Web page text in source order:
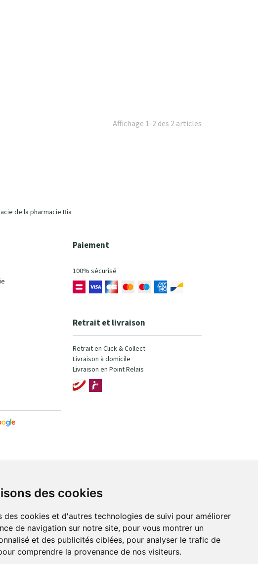
des cookies
des cookies et d'autres technologies de suivi pour améliorer
de navigation sur notre site, pour vous montrer un
et des publicités ciblées, pour analyser le trafic de
comprendre la provenance de nos visiteurs.
Affichage 1-2 des 2 articles
de la pharmacie Bia
Paiement
100% sécurisé
Retrait et livraison
Retrait en Click & Collect
Livraison à domicile
Livraison en Point Relais